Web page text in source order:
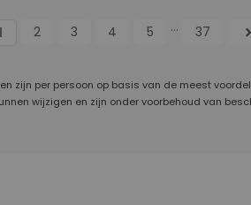
2 3 4 5 ... 37 chevron_right
zijn per persoon op basis van de meest
wijzigen en zijn onder voorbehoud van